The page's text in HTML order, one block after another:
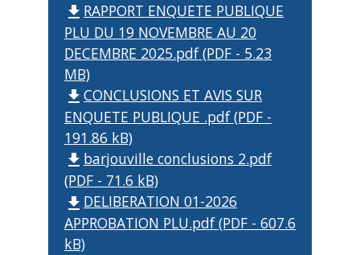
file_download RAPPORT ENQUETE PUBLIQUE
PLU DU 19 NOVEMBRE AU 20
DECEMBRE 2025.pdf (PDF - 5.23
MB)
file_download CONCLUSIONS ET AVIS SUR
ENQUETE PUBLIQUE .pdf (PDF -
191.86 kB)
file_download barjouville conclusions 2.pdf
(PDF - 71.6 kB)
file_download DELIBERATION 01-2026
APPROBATION PLU.pdf (PDF - 607.6
kB)